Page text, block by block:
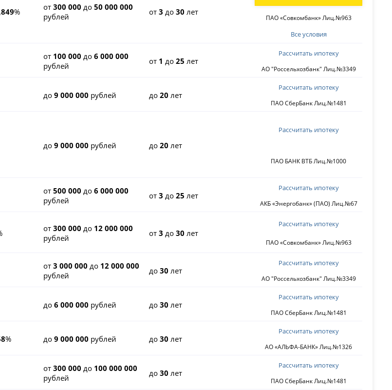
849% от300 000 до50 000 000
рублей
от3 до30 лет
Все условия
ПАО «Совкомбанк» Лиц.№963
от 100 000 до6 000 000
рублей
от 1 до25 лет
АО "Россельхозбанк" Лиц.№3349
Рассчитать ипотеку
до9 000 000 рублей до20 лет
ПАО СберБанк Лиц.№1481
Рассчитать ипотеку
до9 000 000 рублей до20 лет
ПАО БАНК ВТБ Лиц.№1000
Рассчитать ипотеку
от500 000 до6 000 000
рублей
от3 до25 лет
АКБ «Энергобанк» (ПАО) Лиц.№67
Рассчитать ипотеку
от300 000 до 12 000 000
рублей
от3 до30 лет
ПАО «Совкомбанк» Лиц.№963
Рассчитать ипотеку
от3 000 000 до 12 000 000
рублей
до30 лет
АО "Россельхозбанк" Лиц.№3349
Рассчитать ипотеку
до6 000 000 рублей до30 лет
ПАО СберБанк Лиц.№1481
Рассчитать ипотеку
% до9 000 000 рублей до30 лет
АО «АЛЬФА-БАНК» Лиц.№1326
Рассчитать ипотеку
от300 000 до 100 000 000
рублей
до30 лет
ПАО СберБанк Лиц.№1481
Рассчитать ипотеку